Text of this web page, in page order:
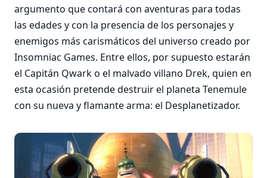
argumento que contará con aventuras para todas
las edades y con la presencia de los personajes y
enemigos más carismáticos del universo creado por
Insomniac Games. Entre ellos, por supuesto estarán
el Capitán Qwark o el malvado villano Drek, quien en
esta ocasión pretende destruir el planeta Tenemule
con su nueva y flamante arma: el Desplanetizador.